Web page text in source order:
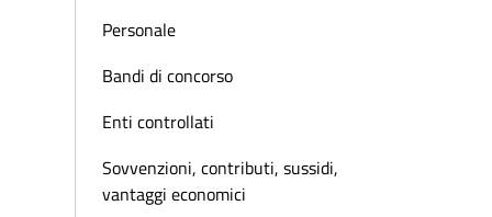
Personale
Bandi di concorso
Enti controllati
Sovvenzioni, contributi, sussidi,
vantaggi economici